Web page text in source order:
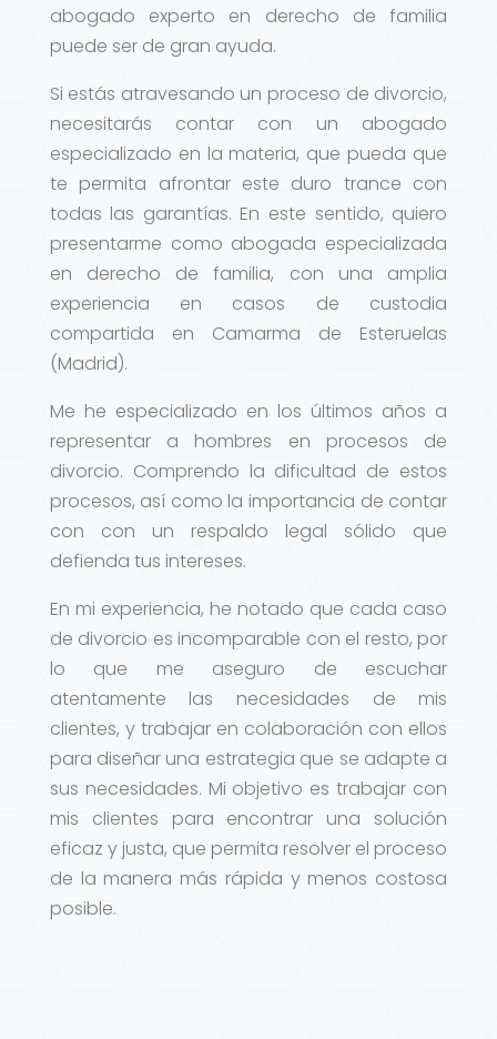
abogado experto en derecho de familia
puede ser de gran ayuda.
Si estás atravesando un proceso de divorcio,
necesitarás contar con un abogado
especializado en la materia, que pueda que
te permita afrontar este duro trance con
todas las garantías. En este sentido, quiero
presentarme como abogada especializada
en derecho de familia, con una amplia
experiencia en casos de custodia
compartida en Camarma de Esteruelas
(Madrid).
Me he especializado en los últimos años a
representar a hombres en procesos de
divorcio. Comprendo la dificultad de estos
procesos, así como la importancia de contar
con con un respaldo legal sólido que
defienda tus intereses.
En mi experiencia, he notado que cada caso
de divorcio es incomparable con el resto, por
lo que me aseguro de escuchar
atentamente las necesidades de mis
clientes, y trabajar en colaboración con ellos
para diseñar una estrategia que se adapte a
sus necesidades. Mi objetivo es trabajar con
mis clientes para encontrar una solución
eficaz y justa, que permita resolver el proceso
de la manera más rápida y menos costosa
posible.